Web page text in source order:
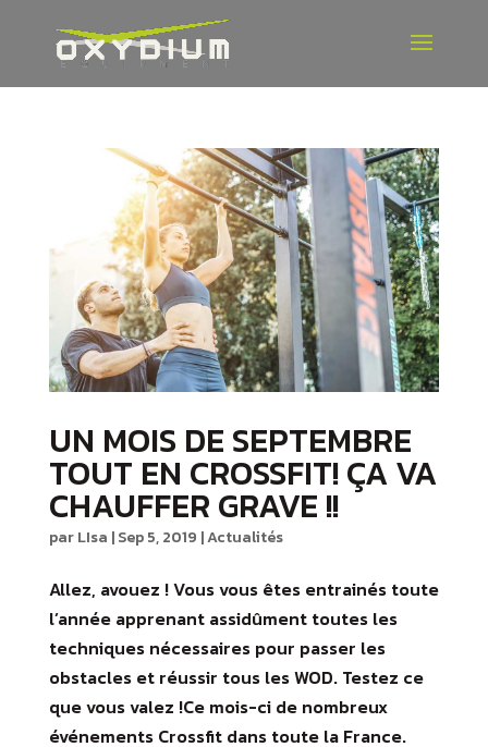
UN MOIS DE SEPTEMBRE
TOUT EN CROSSFIT! ÇA VA
CHAUFFER GRAVE !!
parLIsa |Sep 5, 2019 |Actualités
Allez, avouez ! Vous vous êtes entrainés toute
l’année apprenant assidûment toutes les
techniques nécessaires pour passer les
obstacles et réussir tous les WOD. Testez ce
que vous valez !Ce mois-ci de nombreux
événements Crossfit dans toute la France.